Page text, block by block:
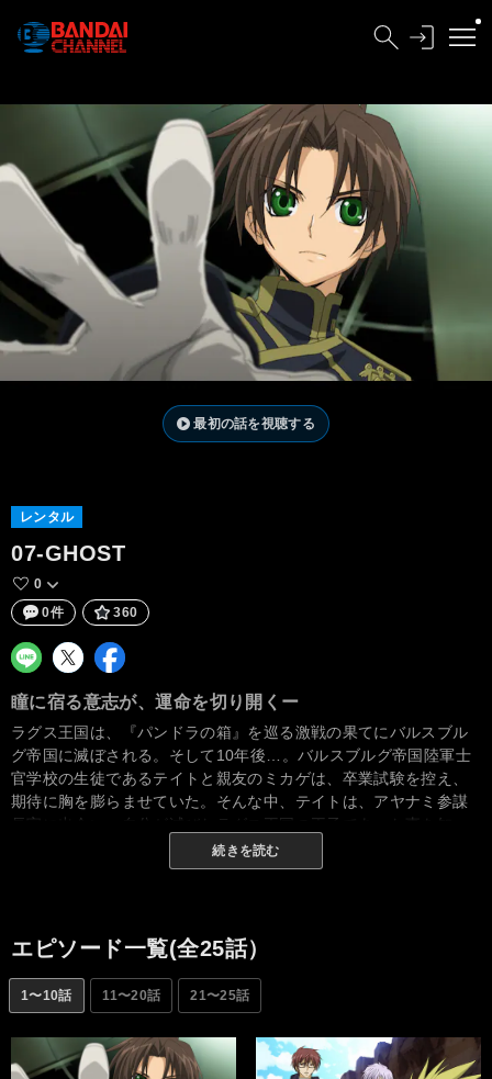
最初の話を視聴する
レンタル
07-GHOST
0
0件
360
瞳に宿る意志が、運命を切り開くー
ラグス王国は、『パンドラの箱』を巡る激戦の果てにバルスブル
グ帝国に滅ぼされる。そして10年後…。バルスブルグ帝国陸軍士
官学校の生徒であるテイトと親友のミカゲは、卒業試験を控え、
期待に胸を膨らませていた。そんな中、テイトは、アヤナミ参謀
長官に出会い、自分が滅びたラグス王国の王子であった事を知
続きを読む
エピソード一覧(全25話）
1〜10話 11〜20話 21〜25話